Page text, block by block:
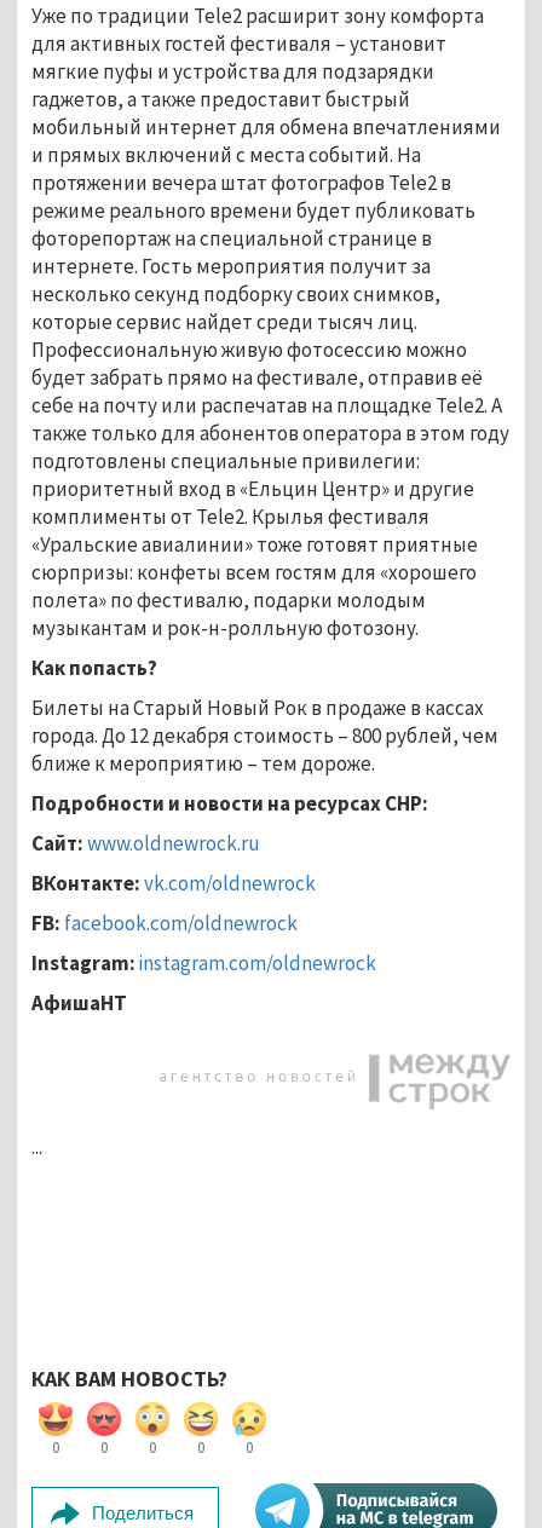
Уже по традиции Tele2 расширит зону комфорта
для активных гостей фестиваля – установит
мягкие пуфы и устройства для подзарядки
гаджетов, а также предоставит быстрый
мобильный интернет для обмена впечатлениями
и прямых включений с места событий. На
протяжении вечера штат фотографов Tele2 в
режиме реального времени будет публиковать
фоторепортаж на специальной странице в
интернете. Гость мероприятия получит за
несколько секунд подборку своих снимков,
которые сервис найдет среди тысяч лиц.
Профессиональную живую фотосессию можно
будет забрать прямо на фестивале, отправив её
себе на почту или распечатав на площадке Tele2. А
также только для абонентов оператора в этом году
подготовлены специальные привилегии:
приоритетный вход в «Ельцин Центр» и другие
комплименты от Tele2. Крылья фестиваля
«Уральские авиалинии» тоже готовят приятные
сюрпризы: конфеты всем гостям для «хорошего
полета» по фестивалю, подарки молодым
музыкантам и рок-н-ролльную фотозону.
Как попасть?
Билеты на Старый Новый Рок в продаже в кассах
города. До 12 декабря стоимость – 800 рублей, чем
ближе к мероприятию – тем дороже.
Подробности и новости на ресурсах СНР:
Сайт:www.oldnewrock.ru
ВКонтакте:vk.com/oldnewrock
FB: facebook.com/oldnewrock
Instagram:instagram.com/oldnewrock
АфишаНТ
...
КАК ВАМ НОВОСТЬ?
0 0 0 0 0
Поделиться